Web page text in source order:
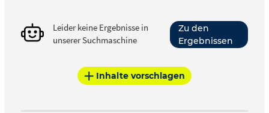
Leider keine Ergebnisse in
unserer Suchmaschine
Zu den
Ergebnissen
Inhalte vorschlagen